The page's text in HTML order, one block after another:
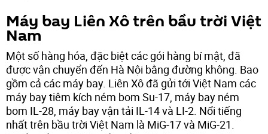
Máy bay Liên Xô trên bầu trời Việt
Nam
Một số hàng hóa, đặc biệt các gói hàng bí mật, đã
được vận chuyển đến Hà Nội bằng đường không. Bao
gồm cả các máy bay. Liên Xô đã gửi tới Việt Nam các
máy bay tiêm kích ném bom Su-17, máy bay ném
bom IL-28, máy bay vận tải IL-14 và LI-2. Nổi tiếng
nhất trên bầu trời Việt Nam là MiG-17 và MiG-21.